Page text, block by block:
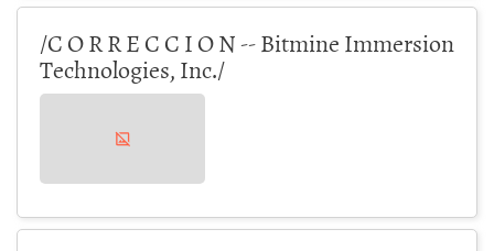
/C O R R E C C I O N -- Bitmine Immersion
Technologies, Inc./